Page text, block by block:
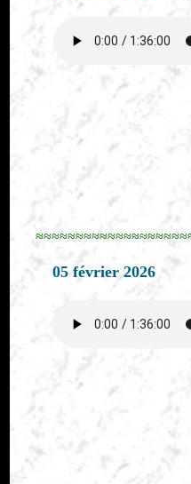
05 février 2026